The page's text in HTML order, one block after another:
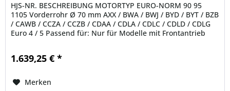
HJS-NR. BESCHREIBUNG MOTORTYP EURO-NORM 90 95
1105 Vorderrohr Ø 70 mm AXX / BWA / BWJ / BYD / BYT / BZB
/ CAWB / CCZA / CCZB / CDAA / CDLA / CDLC / CDLD / CDLG
Euro 4 / 5 Passend für: Nur für Modelle mit Frontantrieb
1.639,25 € *
Merken